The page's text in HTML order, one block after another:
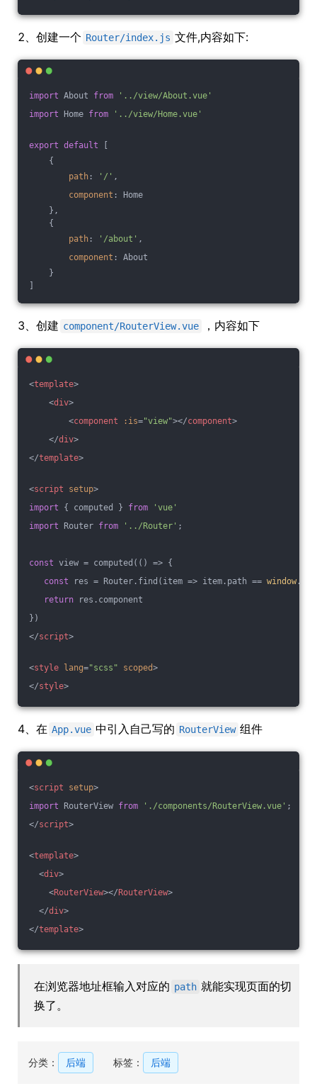
2、创建一个 Router/index.js 文件,内容如下:
import About from
'../view/About.vue'
import Home from '../view/Home.vue'
export default
{
path : '/' ,
component : Home
},
{
path : '/about' ,
component : About
}
3、创建 component/RouterView.vue ，内容如下
<template>
<div>
<component :is="view"></component>
</div>
</template>
<script setup>
import { computed } from
'vue'
import Router from '../Router' ;
const view = computed( () => {
const res = Router.find( item => item.path == window
return res.component
})
</script>
<style lang="scss" scoped>
</style>
4、在 App.vue 中引入自己写的 RouterView 组件
<script setup>
import RouterView from './components/RouterView.vue' ;
</script>
<template>
<div>
<RouterView></ RouterView>
</div>
</template>
在浏览器地址框输入对应的 path 就能实现页面的切
换了。
分类： 后端 标签： 后端